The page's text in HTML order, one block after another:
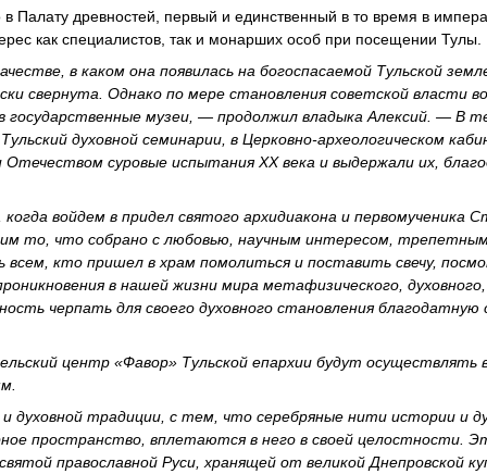
Палату древностей, первый и единственный в то время в
как специалистов, так и монарших особ при посещении Тулы.
в каком она появилась на богоспасаемой Тульской
свернута. Однако по мере становления советской власти
государственные музеи, — продолжил владыка Алексий. — В
духовной семинарии, в Церковно-археологическом
суровые испытания ХХ века и выдержали их,
войдем в придел святого архидиакона и первомученика
то, что собрано с любовью, научным интересом,
кто пришел в храм помолиться и поставить свечу,
в нашей жизни мира метафизического,
черпать для своего духовного становления благодатную
центр «Фавор» Тульской епархии будут осуществлять
духовной традиции, с тем, что серебряные нити истории и
пространство, вплетаются в него в своей целостности.
православной Руси, хранящей от великой Днепровской